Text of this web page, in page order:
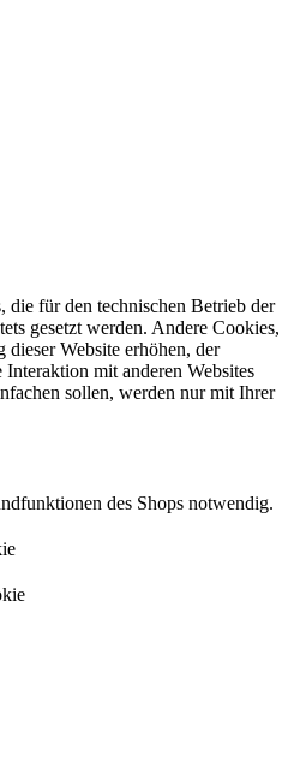
die für den technischen Betrieb der
gesetzt werden. Andere Cookies,
Website erhöhen, der
mit anderen Websites
sollen, werden nur mit Ihrer
des Shops notwendig.